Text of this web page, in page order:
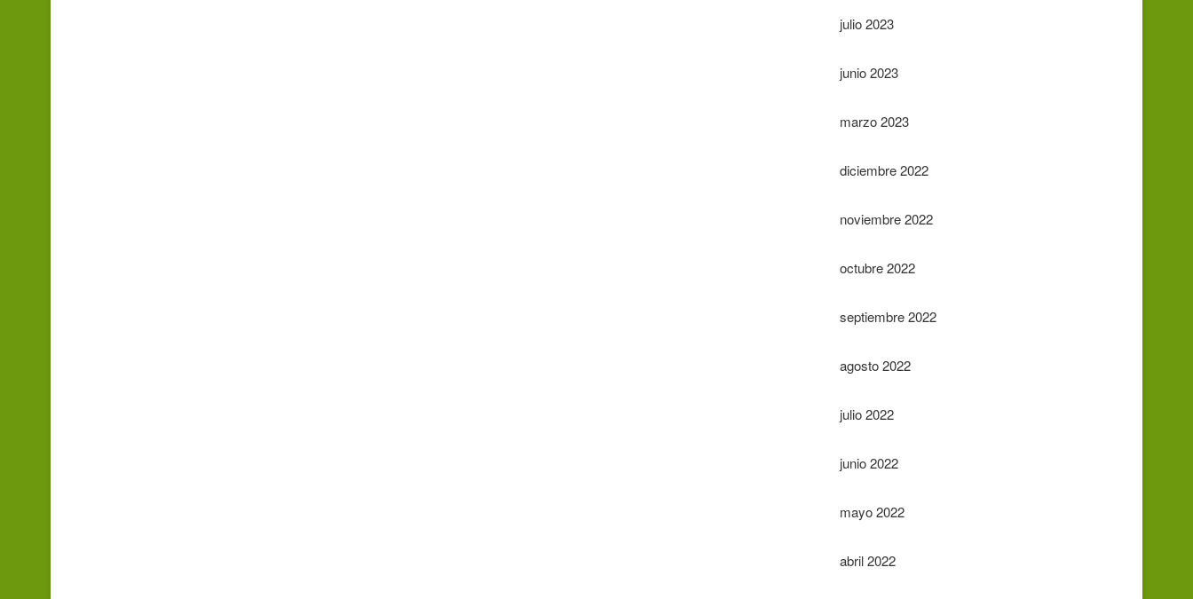
julio 2023
junio 2023
marzo 2023
diciembre 2022
noviembre 2022
octubre 2022
septiembre 2022
agosto 2022
julio 2022
junio 2022
mayo 2022
abril 2022